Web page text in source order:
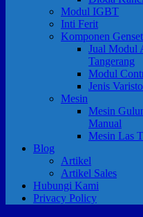
Modul IGBT
Inti Ferit
Komponen Genset
Jual Modul
Tangerang
Modul
Jenis
Mesin
Mesin
Manual
Mesin Las
Blog
Artikel
Artikel Sales
Hubungi Kami
Privacy Policy